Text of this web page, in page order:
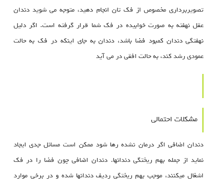
تصویربرداری مخصوص از فک تان انجام دهید، متوجه می شوید دندان
عقل نهفته به صورت خوابیده در فک شما قرار گرفته است. اگر دلیل
نهفتگی دندان کمبود فضا باشد، دندان به جای اینکه در فک به حالت
عمودی رشد کند، به حالت افقی در می آید
مشکلات احتمالی
دندان اضافی اگر درمان نشده رها شود ممکن است مسائل جدی ایجاد
نماید از جمله بهم ریختگی دندانها. دندان اضافی چون فضا را در فک
اشغال میکنند، موجب بهم ریختگی ردیف دندانها شده و در برخی موارد